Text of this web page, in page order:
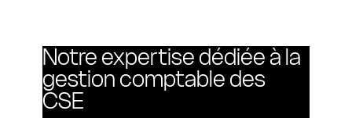
Notre expertise dédiée à la
gestion comptable des
CSE